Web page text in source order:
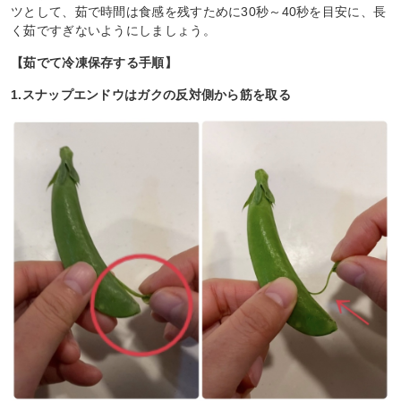
ツとして、茹で時間は食感を残すために30秒～40秒を目安に、長
く茹ですぎないようにしましょう。
【茹でて冷凍保存する手順】
1.スナップエンドウはガクの反対側から筋を取る